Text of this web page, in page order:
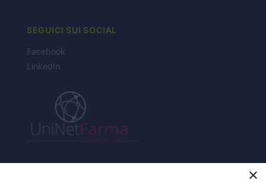
SEGUICI SUI SOCIAL
Facebook
LinkedIn
×